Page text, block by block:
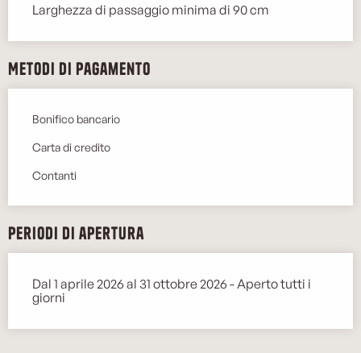
Larghezza di passaggio minima di 90 cm
Metodi di pagamento
Bonifico bancario
Carta di credito
Contanti
Periodi di apertura
Dal 1 aprile 2026 al 31 ottobre 2026 - Aperto tutti i
giorni